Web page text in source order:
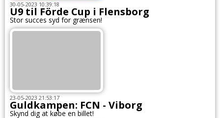
30-05-2023 10:39:18
U9 til Förde Cup i Flensborg
Stor succes syd for grænsen!
23-05-2023 21:53:17
Guldkampen: FCN - Viborg
Skynd dig at købe en billet!